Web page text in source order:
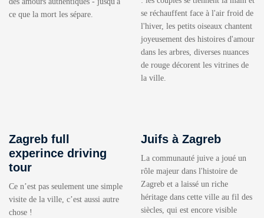
ce que la mort les sépare.
se réchauffent face à l'air froid de
l'hiver, les petits oiseaux chantent
joyeusement des histoires d'amour
dans les arbres, diverses nuances
de rouge décorent les vitrines de
la ville.
Zagreb full
experince driving
tour
Ce n’est pas seulement une simple
visite de la ville, c’est aussi autre
chose !
Juifs à Zagreb
La communauté juive a joué un
rôle majeur dans l'histoire de
Zagreb et a laissé un riche
héritage dans cette ville au fil des
siècles, qui est encore visible